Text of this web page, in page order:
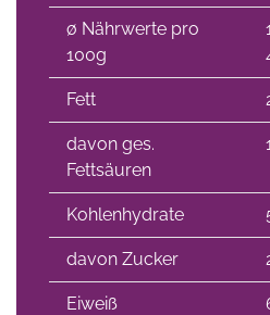
∅ Nährwerte pro
100g
Fett
davon ges.
Fettsäuren
Kohlenhydrate
davon Zucker
Eiweiß